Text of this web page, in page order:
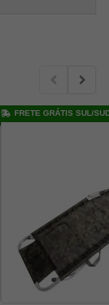
FRETE GRÁTIS SUL/